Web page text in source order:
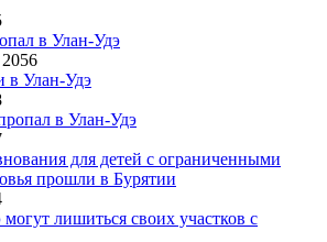
в Улан-Удэ
2056
в Улан-Удэ
в Улан-Удэ
для детей с ограниченными
прошли в Бурятии
лишиться своих участков с